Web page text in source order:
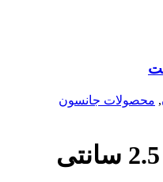
, محصولات جانسون
نوار چسب کاغذی 2.5 سانتی